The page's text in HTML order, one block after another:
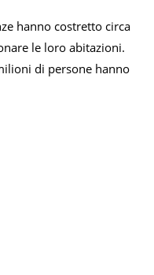
hanno costretto circa
le loro abitazioni.
di persone hanno